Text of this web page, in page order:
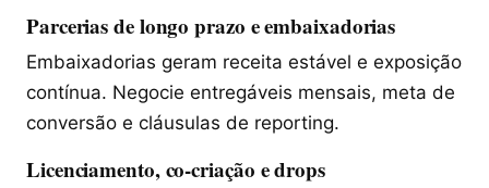
Parcerias de longo prazo e embaixadorias
Embaixadorias geram receita estável e exposição
contínua. Negocie entregáveis mensais, meta de
conversão e cláusulas de reporting.
Licenciamento, co-criação e drops